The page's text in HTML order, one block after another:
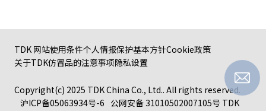
TDK 网站使用条件个人情报保护基本方针Cookie政策
关于TDK仿冒品的注意事项隐私设置
Copyright(c) 2025 TDK China Co., Ltd.. All rights reserved.
沪ICP备05063934号-6 公网安备 31010502007105号 TDK